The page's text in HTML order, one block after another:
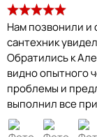
Нам позвонили и
сантехник
Обратились к
видно опытного
проблемы и
выполнил все